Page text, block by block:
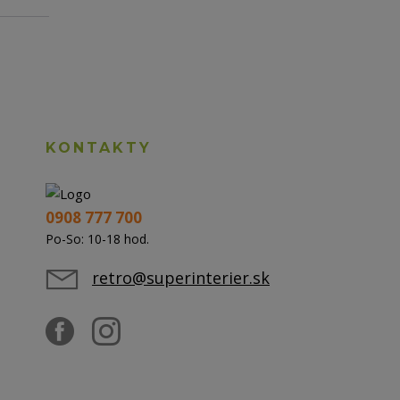
KONTAKTY
0908 777 700
Po-So: 10-18 hod.
retro@superinterier.sk